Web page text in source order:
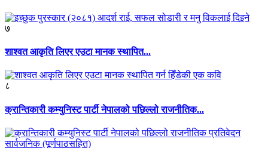
७
शाश्वत आकृति लिएर एउटा मानक स्थापित...
८
क्रान्तिकारी कम्युनिस्ट पार्टी नेपालको पछिल्लो राजनीतिक...